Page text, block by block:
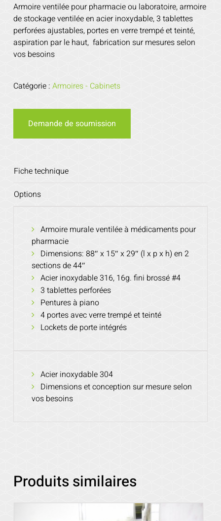
Armoire ventilée pour pharmacie ou laboratoire, armoire
de stockage ventilée en acier inoxydable, 3 tablettes
perforées ajustables, portes en verre trempé et teinté,
aspiration par le haut, fabrication sur mesures selon
vos besoins
Catégorie : Armoires - Cabinets
Demande de soumission
Fiche technique
Options
Armoire murale ventilée à médicaments pour
pharmacie
Dimensions: 88″ x 15″ x 29″ (l x p x h) en 2
sections de 44″
Acier inoxydable 316, 16g. fini brossé #4
3 tablettes perforées
Pentures à piano
4 portes avec verre trempé et teinté
Lockets de porte intégrés
Acier inoxydable 304
Dimensions et conception sur mesure selon
vos besoins
Produits similaires